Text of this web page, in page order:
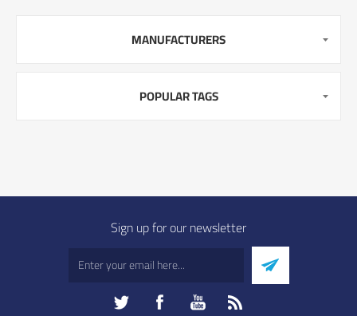
MANUFACTURERS
POPULAR TAGS
Sign up for our newsletter